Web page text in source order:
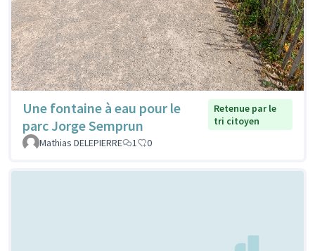
Une fontaine à eau pour le
parc Jorge Semprun
Retenue par le
tri citoyen
Mathias DELEPIERRE
1 0